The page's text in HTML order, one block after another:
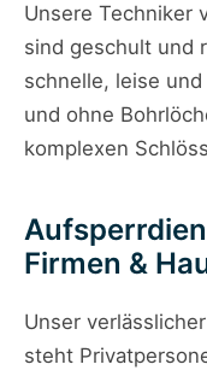
Unsere Techniker
sind geschult und
schnelle, leise
und ohne
komplexen
Firmen &
Unser verlässlicher
steht